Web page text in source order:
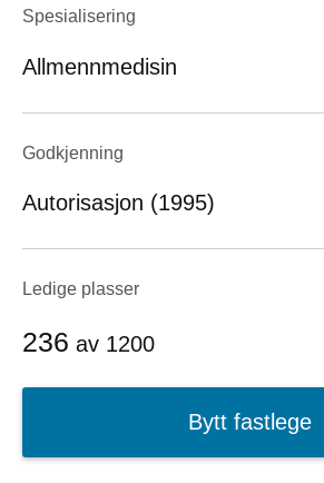
Spesialisering
Allmennmedisin
Godkjenning
Autorisasjon (1995)
Ledige plasser
236 av 1200
Bytt fastlege